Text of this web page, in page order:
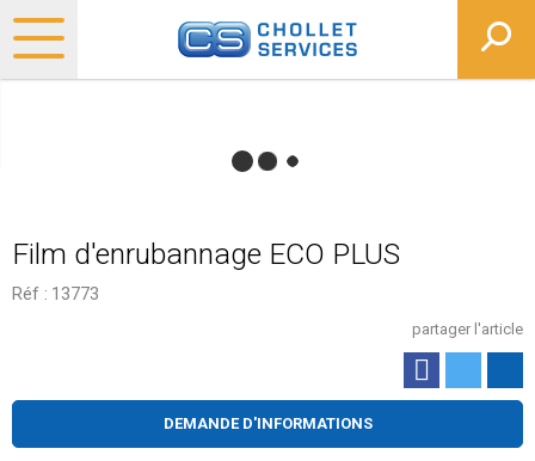
Film d'enrubannage ECO PLUS
Réf : 13773
partager l'article
DEMANDE D'INFORMATIONS